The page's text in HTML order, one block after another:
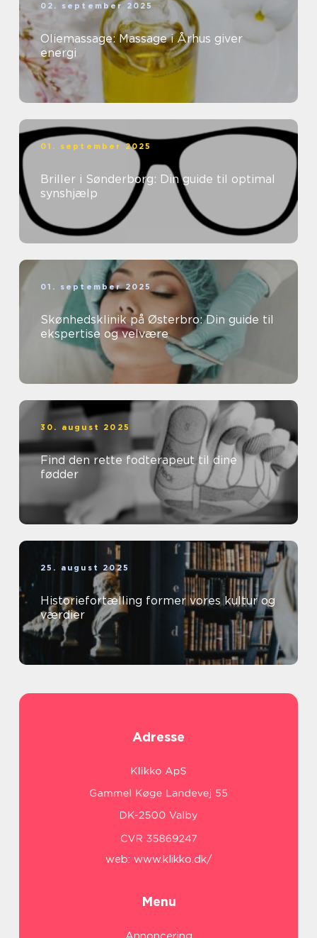
02. september 2025
Oliemassage: Massage i Århus giver
energi
01. september 2025
Briller i Sønderborg: Din guide til optimal
synshjælp
01. september 2025
Skønhedsklinik på Østerbro: Din guide til
ekspertise og velvære
30. august 2025
Find den rette fodterapeut til dine
fødder
25. august 2025
Historiefortælling former vores kultur og
værdier
Adresse
web: www.klikko.dk/
Menu